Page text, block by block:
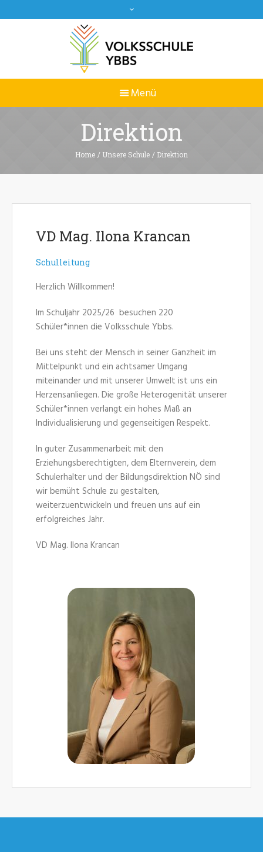
Direktion
Home / Unsere Schule / Direktion
VD Mag. Ilona Krancan
Schulleitung
Herzlich Willkommen!
Im Schuljahr 2025/26 besuchen 220
Schüler*innen die Volksschule Ybbs.
Bei uns steht der Mensch in seiner Ganzheit im
Mittelpunkt und ein achtsamer Umgang
miteinander und mit unserer Umwelt ist uns ein
Herzensanliegen. Die große Heterogenität unserer
Schüler*innen verlangt ein hohes Maß an
Individualisierung und gegenseitigen Respekt.
In guter Zusammenarbeit mit den
Erziehungsberechtigten, dem Elternverein, dem
Schulerhalter und der Bildungsdirektion NÖ sind
wir bemüht Schule zu gestalten,
weiterzuentwickeln und freuen uns auf ein
erfolgreiches Jahr.
VD Mag. Ilona Krancan